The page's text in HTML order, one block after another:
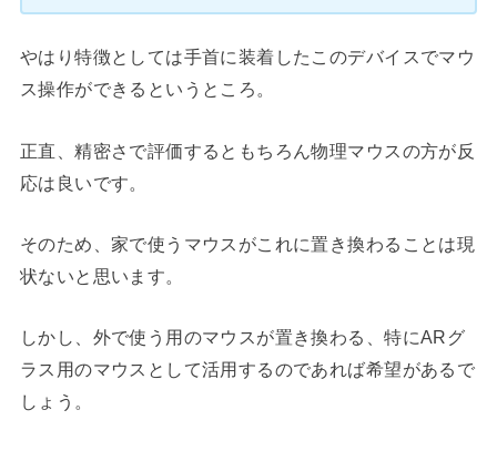
やはり特徴としては手首に装着したこのデバイスでマウ
ス操作ができるというところ。
正直、精密さで評価するともちろん物理マウスの方が反
応は良いです。
そのため、家で使うマウスがこれに置き換わることは現
状ないと思います。
しかし、外で使う用のマウスが置き換わる、特にARグ
ラス用のマウスとして活用するのであれば希望があるで
しょう。